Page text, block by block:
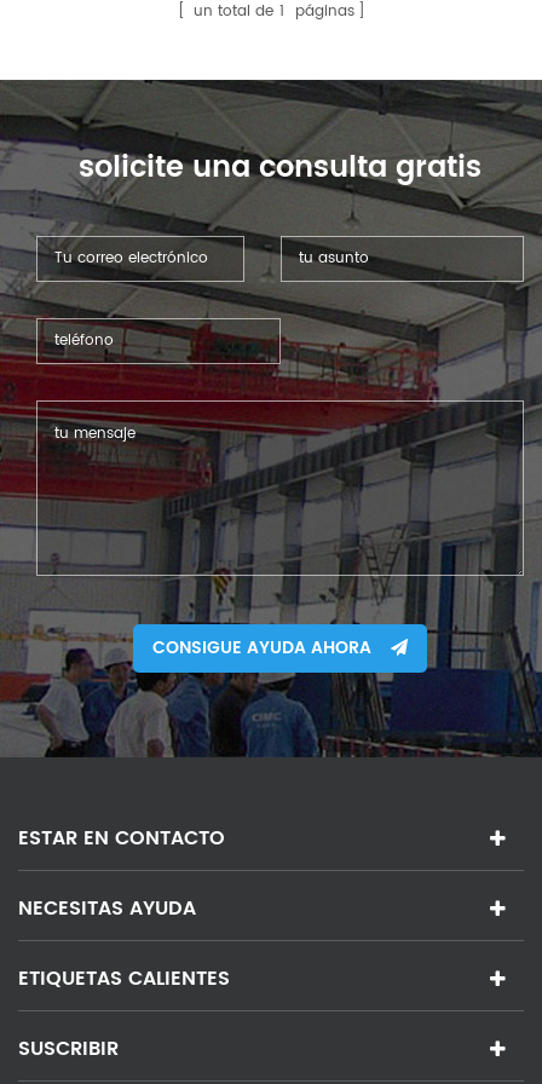
abrazaderas hidráulicas.
utilizadas. Apto para todo
tipo de dobladoras
hidráulicas.
un total de 1 páginas
solicite una consulta gratis
CONSIGUE AYUDA AHORA
ESTAR EN CONTACTO
NECESITAS AYUDA
ETIQUETAS CALIENTES
SUSCRIBIR